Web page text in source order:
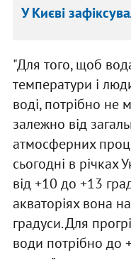
У Києві
"Для того, щоб
температури і
воді, потрібно не
залежно від
атмосферних
сьогодні в річках
від +10 до +13
акваторіях вона
градуси. Для
води потрібно до